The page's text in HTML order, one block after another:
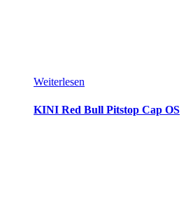
Weiterlesen
KINI Red Bull Pitstop Cap OS